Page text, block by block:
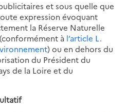
et sous quelle que
expression évoquant
la Réserve Naturelle
à l’article L.
) ou en dehors du
du Président du
de la Loire et du